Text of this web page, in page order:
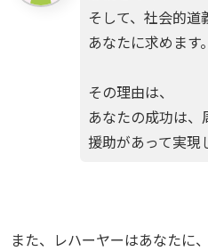
そして、社会的道
あなたに求めます。
その理由は、
あなたの成功は、
援助があって実現
また、レハーヤーはあなたに